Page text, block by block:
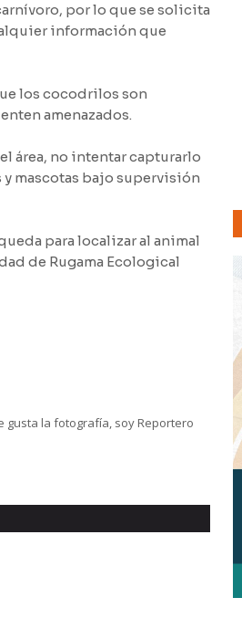
por lo que se solicita
información que
los cocodrilos son
amenazados.
área, no intentar capturarlo
y mascotas bajo supervisión
para localizar al animal
de Rugama Ecological
gusta la fotografía, soy Reportero